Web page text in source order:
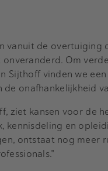
vanuit de
Om
Sijthoff vinden we
onafhankelijkheid
ziet kansen voor de
en
ontstaat nog meer